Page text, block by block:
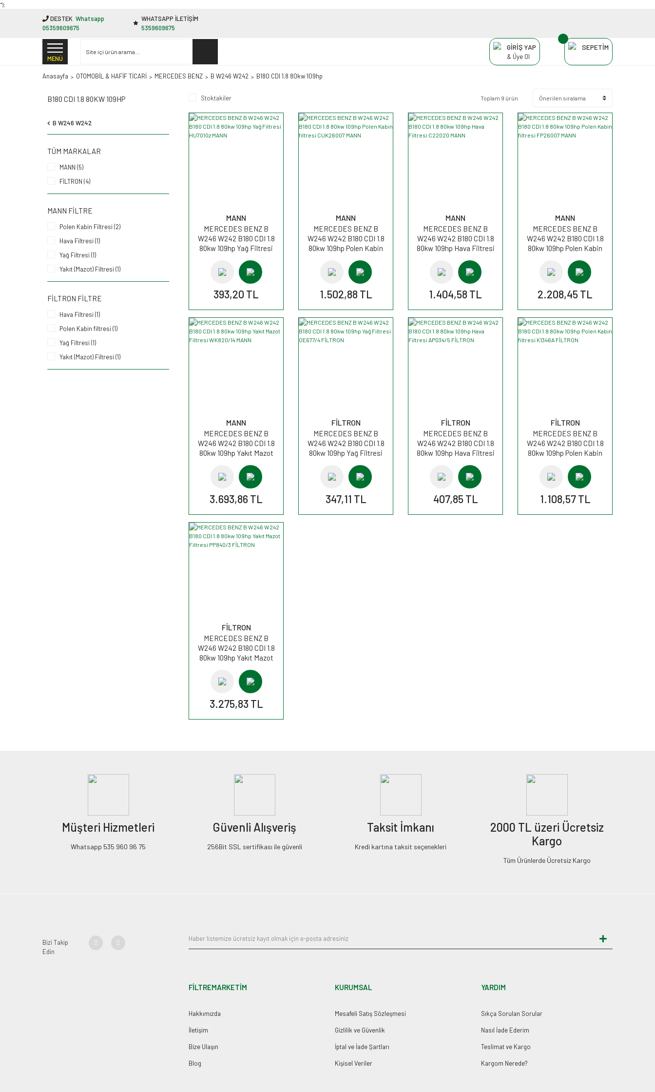
"');
DESTEK Whatsapp
05359609675
WHATSAPP İLETİŞİM
5359609675
MENÜ
GİRİŞ YAP
& Üye Ol
SEPETİM
Anasayfa OTOMOBİL & HAFİF TİCARİ MERCEDES BENZ B W246 W242 B180 CDI 1.8 80kw 109hp
B180 CDI 1.8 80KW 109HP
B W246 W242
TÜM MARKALAR
MANN (5)
FİLTRON (4)
MANN FILTRE
Polen Kabin Filtresi (2)
Hava Filtresi (1)
Yağ Filtresi (1)
Yakıt (Mazot) Filtresi (1)
FILTRON FILTRE
Hava Filtresi (1)
Polen Kabin filtresi (1)
Yağ Filtresi (1)
Yakıt (Mazot) Filtresi (1)
Stoktakiler Toplam 9 ürün
MANN
MERCEDES BENZ B
W246 W242 B180 CDI 1.8
80kw 109hp Yağ Filtresi
393,20 TL
MANN
MERCEDES BENZ B
W246 W242 B180 CDI 1.8
80kw 109hp Polen Kabin
1.502,88 TL
MANN
MERCEDES BENZ B
W246 W242 B180 CDI 1.8
80kw 109hp Hava Filtresi
1.404,58 TL
MANN
MERCEDES BENZ B
W246 W242 B180 CDI 1.8
80kw 109hp Polen Kabin
2.208,45 TL
MANN
MERCEDES BENZ B
W246 W242 B180 CDI 1.8
80kw 109hp Yakıt Mazot
3.693,86 TL
FİLTRON
MERCEDES BENZ B
W246 W242 B180 CDI 1.8
80kw 109hp Yağ Filtresi
347,11 TL
FİLTRON
MERCEDES BENZ B
W246 W242 B180 CDI 1.8
80kw 109hp Hava Filtresi
407,85 TL
FİLTRON
MERCEDES BENZ B
W246 W242 B180 CDI 1.8
80kw 109hp Polen Kabin
1.108,57 TL
FİLTRON
MERCEDES BENZ B
W246 W242 B180 CDI 1.8
80kw 109hp Yakıt Mazot
3.275,83 TL
Müşteri Hizmetleri
Whatsapp 535 960 96 75
Güvenli Alışveriş
256Bit SSL sertifikası ile güvenli
Taksit İmkanı
Kredi kartına taksit seçenekleri
2000 TL üzeri Ücretsiz
Kargo
Tüm Ürünlerde Ücretsiz Kargo
Bizi Takip
Edin
FİLTREMARKETİM
Hakkımızda
İletişim
Bize Ulaşın
Blog
KURUMSAL
Mesafeli Satış Sözleşmesi
Gizlilik ve Güvenlik
İptal ve İade Şartları
Kişisel Veriler
YARDIM
Sıkça Sorulan Sorular
Nasıl İade Ederim
Teslimat ve Kargo
Kargom Nerede?